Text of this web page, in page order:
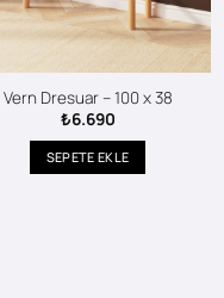
Vern Dresuar – 100 x 38
₺6.690
SEPETE EKLE